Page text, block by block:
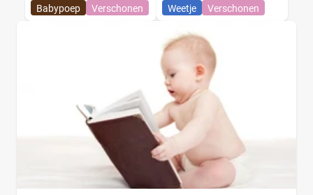
Babypoep Verschonen Weetje Verschonen